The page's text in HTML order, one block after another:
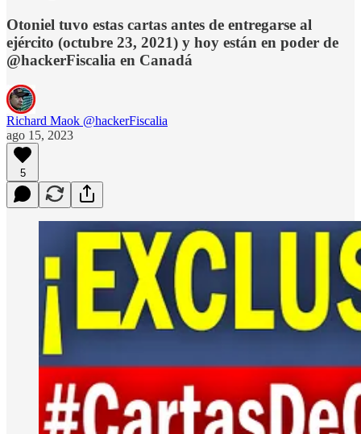
Otoniel tuvo estas cartas antes de entregarse al
ejército (octubre 23, 2021) y hoy están en poder de
@hackerFiscalia en Canadá
Richard Maok @hackerFiscalia
ago 15, 2023
5